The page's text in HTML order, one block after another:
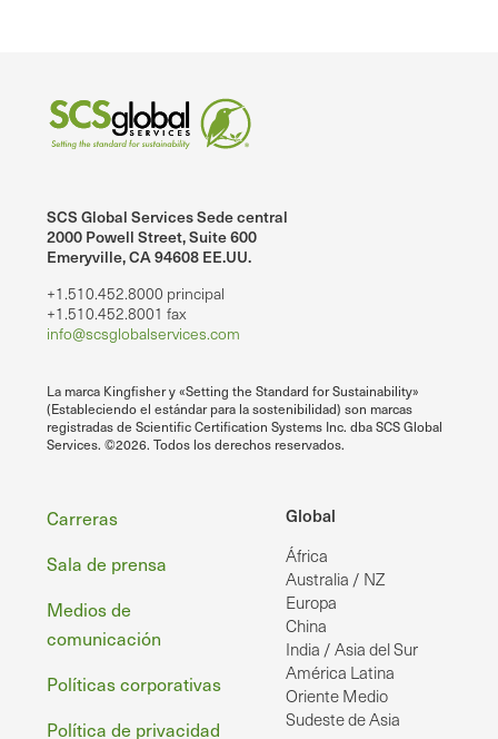
SCS Global Services Sede central
2000 Powell Street, Suite 600
Emeryville, CA 94608 EE.UU.
+1.510.452.8000 principal
+1.510.452.8001 fax
info@scsglobalservices.com
La marca Kingfisher y «Setting the Standard for Sustainability»
(Estableciendo el estándar para la sostenibilidad) son marcas
registradas de Scientific Certification Systems Inc. dba SCS Global
Services. ©2026. Todos los derechos reservados.
Global
África
Australia / NZ
Europa
China
India / Asia del Sur
América Latina
Oriente Medio
Sudeste de Asia
Pie
de
página
Carreras
Sala de prensa
Medios de
comunicación
Políticas corporativas
Política de privacidad